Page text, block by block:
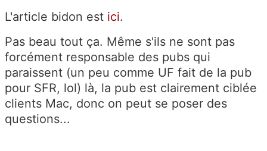
L'article bidon est ici.
Pas beau tout ça. Même s'ils ne sont pas
forcément responsable des pubs qui
paraissent (un peu comme UF fait de la pub
pour SFR, lol) là, la pub est clairement ciblée
clients Mac, donc on peut se poser des
questions...